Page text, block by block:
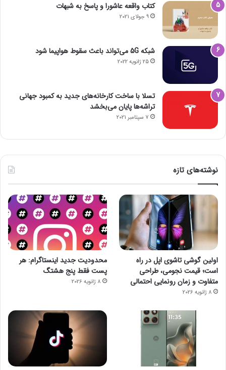
کتاب واقعه عاشورا و پاسخ به شبهات
9 جولای 2021
شبکه 5G می‌تواند باعث سقوط هواپیما شود
25 ژانویه 2022
تسلا با ساخت کارخانه‌های جدید به کمبود جهانی
تراشه‌ها پایان می‌بخشد
7 سپتامبر 2021
نوشته‌های تازه
اولین گوشی تاشوی اپل در راه
است؛ قیمت نجومی، طراحی
متفاوت و زمان رونمایی احتمالی
8 ژانویه 2026
محدودیت جدید اینستاگرام: هر
پست فقط پنج هشتگ
8 ژانویه 2026